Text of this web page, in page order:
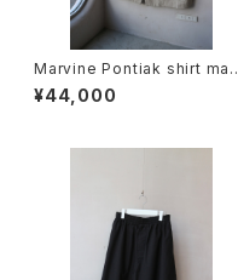
Marvine Pontiak shirt mak
ers / Vest
¥44,000